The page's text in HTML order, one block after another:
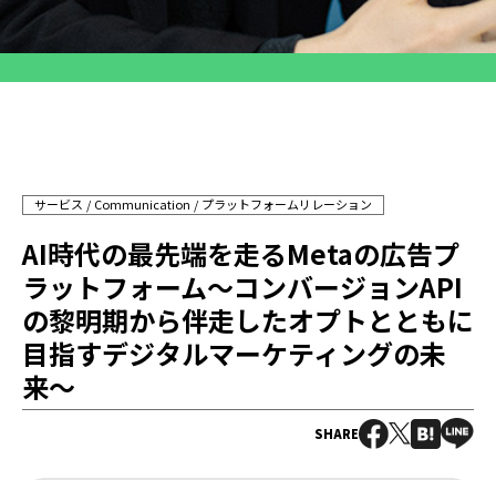
サービス Communication プラットフォームリレーション
AI時代の最先端を走るMetaの広告プ
ラットフォーム〜コンバージョンAPI
の黎明期から伴走したオプトとともに
目指すデジタルマーケティングの未
来〜
SHARE